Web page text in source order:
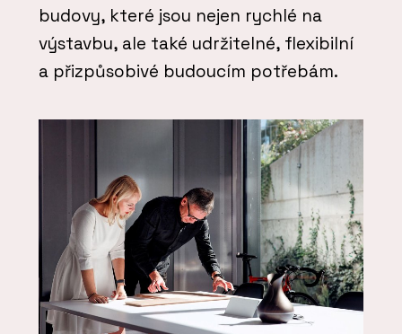
budovy, které jsou nejen rychlé na
výstavbu, ale také udržitelné, flexibilní
a přizpůsobivé budoucím potřebám.